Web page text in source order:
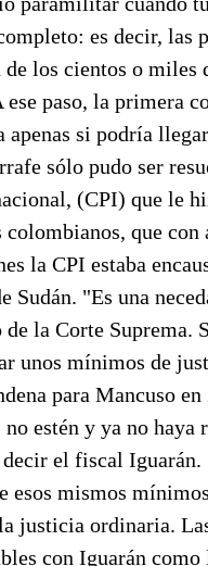
es decir, las
los cientos o miles
ese paso, la primera
si podría
sólo pudo ser
(CPI) que le
que con
la CPI estaba
Sudán. "Es una
la Corte Suprema.
unos mínimos de
para Mancuso en
estén y ya no haya
el fiscal Iguarán.
esos mismos
justicia ordinaria.
con Iguarán